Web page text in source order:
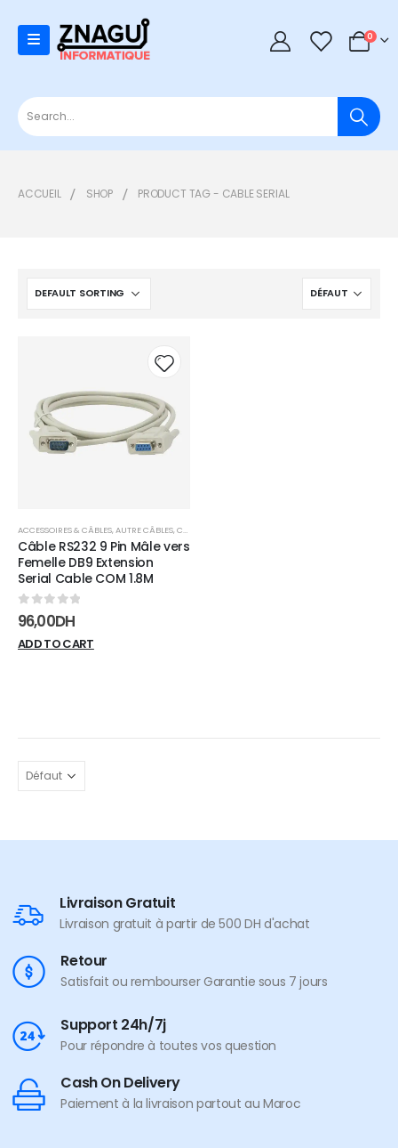
0 0
ACCUEIL SHOP PRODUCT TAG - CABLE SERIAL
Add to
wishlist
ACCESSOIRES & CÂBLES, AUTRE CÂBLES,CÂBLES
Câble RS232 9 Pin Mâle vers
Femelle DB9 Extension
Serial Cable COM 1.8M
0sur 5
96,00DH
ADD TO CART
Livraison Gratuit
Livraison gratuit à partir de 500 DH d'achat
Retour
Satisfait ou rembourser Garantie sous 7 jours
Support 24h/7j
Pour répondre à toutes vos question
Cash On Delivery
Paiement à la livraison partout au Maroc